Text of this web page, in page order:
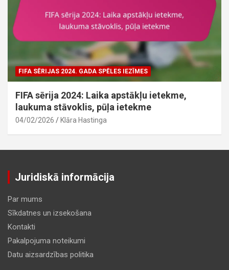
FIFA SĒRIJAS 2024. GADA SPĒLES IEZĪMES
FIFA sērija 2024: Laika apstākļu ietekme,
laukuma stāvoklis, pūļa ietekme
04/02/2026 Klāra Hastinga
Juridiskā informācija
Par mums
Sīkdatnes un izsekošana
Kontakti
Pakalpojuma noteikumi
Datu aizsardzības politika